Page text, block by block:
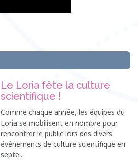
Le Loria fête la culture
scientifique !
Comme chaque année, les équipes du
Loria se mobilisent en nombre pour
rencontrer le public lors des divers
événements de culture scientifique en
septe...